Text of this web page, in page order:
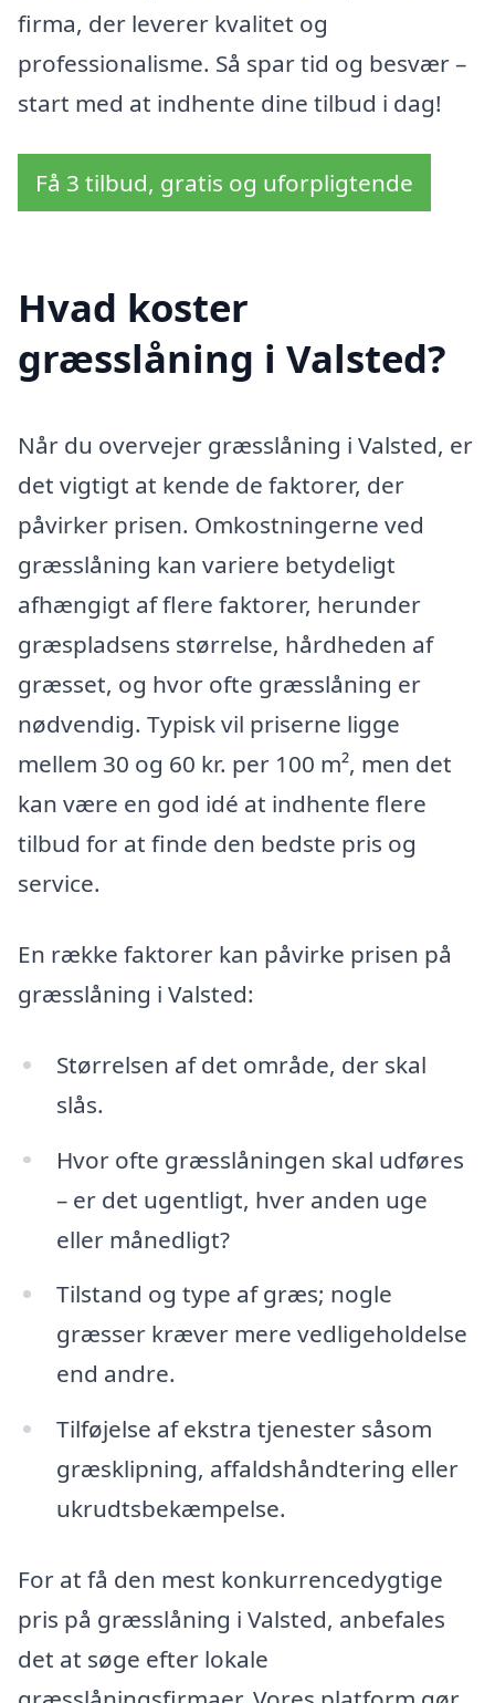
firma, der leverer kvalitet og
professionalisme. Så spar tid og besvær –
start med at indhente dine tilbud i dag!
Få 3 tilbud, gratis og uforpligtende
Hvad koster
græsslåning i Valsted?
Når du overvejer græsslåning i Valsted, er
det vigtigt at kende de faktorer, der
påvirker prisen. Omkostningerne ved
græsslåning kan variere betydeligt
afhængigt af flere faktorer, herunder
græspladsens størrelse, hårdheden af
græsset, og hvor ofte græsslåning er
nødvendig. Typisk vil priserne ligge
mellem 30 og 60 kr. per 100 m², men det
kan være en god idé at indhente flere
tilbud for at finde den bedste pris og
service.
En række faktorer kan påvirke prisen på
græsslåning i Valsted:
Størrelsen af det område, der skal
slås.
Hvor ofte græsslåningen skal udføres
– er det ugentligt, hver anden uge
eller månedligt?
Tilstand og type af græs; nogle
græsser kræver mere vedligeholdelse
end andre.
Tilføjelse af ekstra tjenester såsom
græsklipning, affaldshåndtering eller
ukrudtsbekæmpelse.
For at få den mest konkurrencedygtige
pris på græsslåning i Valsted, anbefales
det at søge efter lokale